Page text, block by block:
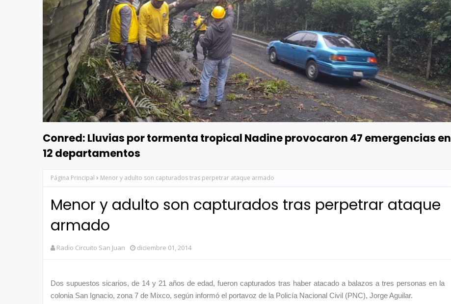
Conred: Lluvias por tormenta tropical Nadine provocaron 47 emergencias en
12 departamentos
Página Principal Menor y adulto son capturados tras perpetrar ataque armado
Menor y adulto son capturados tras perpetrar ataque
armado
Radio Circuito San Juan diciembre 01, 2014
Dos supuestos sicarios, de 14 y 21 años de edad, fueron capturados tras haber atacado a balazos a tres personas en la
colonia San Ignacio, zona 7 de Mixco, según informó el portavoz de la Policía Nacional Civil (PNC), Jorge Aguilar.